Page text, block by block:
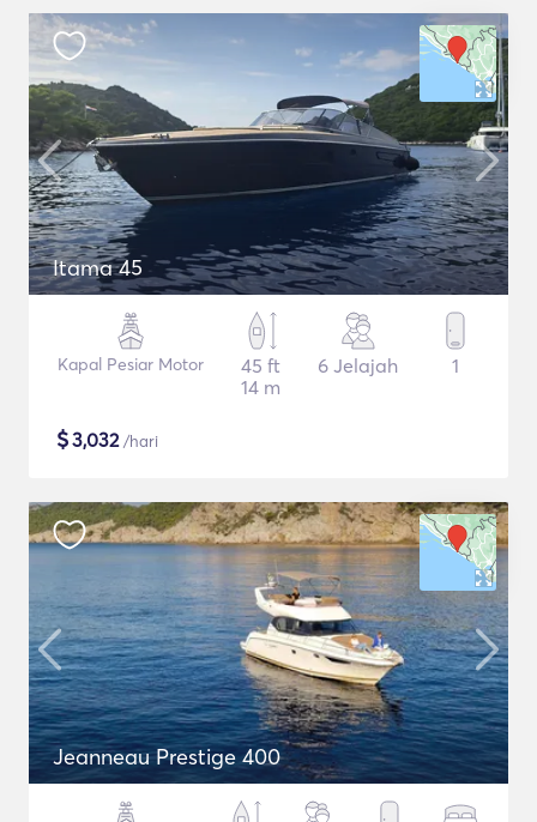
Itama 45
Kapal Pesiar Motor
45 ft
14 m
6 Jelajah 1
$3,032/hari
Jeanneau Prestige 400